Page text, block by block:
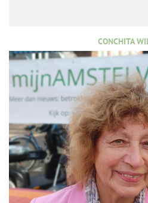
CONCHITA